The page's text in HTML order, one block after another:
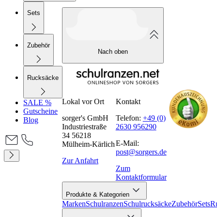
Sets
Zubehör
Rucksäcke
SALE %
Gutscheine
Blog
Nach oben
Lokal vor Ort
sorger's GmbH
Industriestraße
34 56218
Mülheim-Kärlich
Zur Anfahrt
Kontakt
Telefon: +49 (0)
2630 956290
E-Mail:
post@sorgers.de
Zum
Kontaktformular
Produkte & Kategorien
MarkenSchulranzenSchulrucksäckeZubehörSets